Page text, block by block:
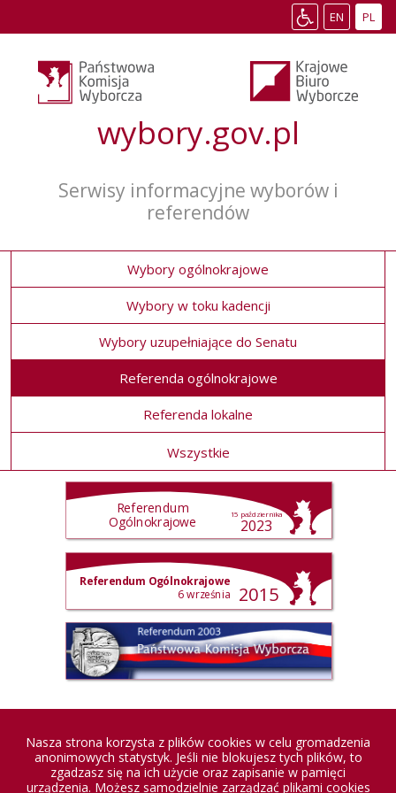
Przełącz
wysokiego
kontrastu
Toggle
mode
Change
language
English
EN
Zmień
język
PL
wybory.gov.pl
Serwisy informacyjne wyborów i
referendów
Wybory ogólnokrajowe
Wybory w toku kadencji
Wybory uzupełniające do Senatu
Referenda ogólnokrajowe
Referenda lokalne
Wszystkie
Referendum
Ogólnokrajowe
15 października
2023
Referendum Ogólnokrajowe
6 września
2015
Referendum 2003
Państwowa Komisja Wyborcza
PAŃSTWOWA
KOMISJA
WYBORCZA
Nasza strona korzysta z plików cookies w celu gromadzenia
anonimowych statystyk. Jeśli nie blokujesz tych plików, to
zgadzasz się na ich użycie oraz zapisanie w pamięci
urządzenia. Możesz samodzielnie zarządzać plikami cookies